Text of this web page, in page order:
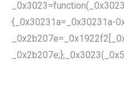
{_0x30231a=_0x30231a-